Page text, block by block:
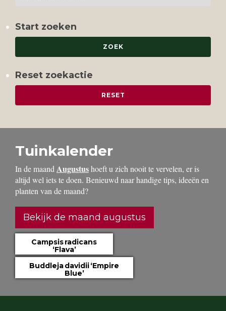
Start zoeken
Reset zoekactie
Tuinkalender
In de maand Augustushoeft u zich nooit te vervelen, er is
altijd wel iets te doen. Benieuwd naar handige tips, ideeën en
planten van de maand?
Bekijk de maand augustus
Campsis radicans
‘Flava’
Buddleja davidii ‘Empire
Blue’